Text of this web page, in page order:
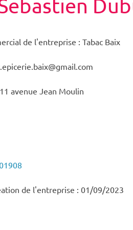
de l'entreprise : Tabac Baix
avenue Jean Moulin
de l'entreprise : 01/09/2023